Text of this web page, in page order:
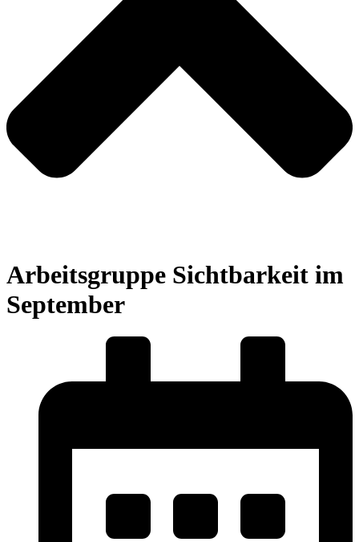
Arbeitsgruppe Sichtbarkeit im
September